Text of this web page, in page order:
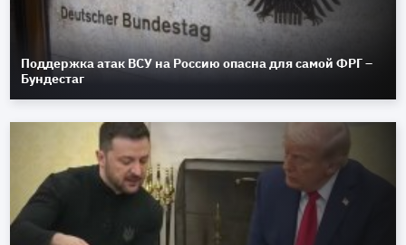
Поддержка атак ВСУ на Россию опасна для самой ФРГ –
Бундестаг